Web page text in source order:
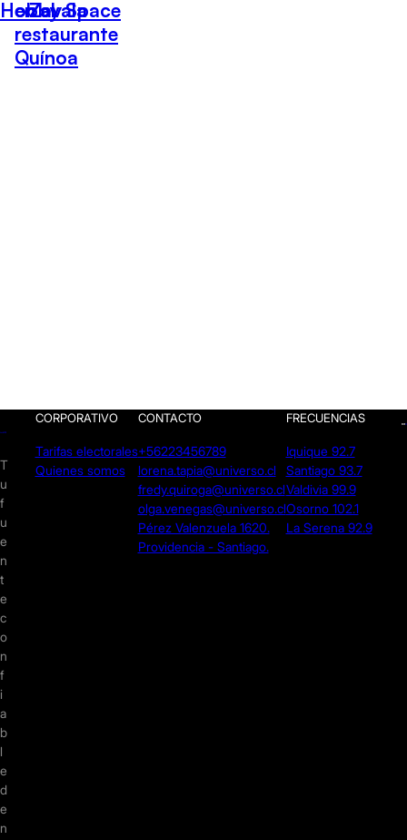
Hobby Space
en el
restaurante
Quínoa
Zavala
T
u
f
u
e
n
t
e
c
o
n
f
i
a
b
l
e
d
e
n
CORPORATIVO
Tarifas electorales
Quienes somos
CONTACTO
+56223456789
lorena.tapia@universo.cl
fredy.quiroga@universo.cl
olga.venegas@universo.cl
Pérez Valenzuela 1620.
Providencia - Santiago.
FRECUENCIAS
Iquique 92.7
Santiago 93.7
Valdivia 99.9
Osorno 102.1
La Serena 92.9